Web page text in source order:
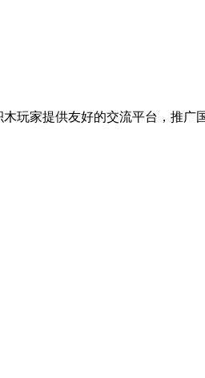
玩家提供友好的交流平台，推广